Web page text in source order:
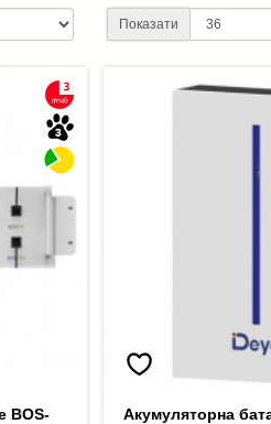
Показати
BOS-
Акумуляторна